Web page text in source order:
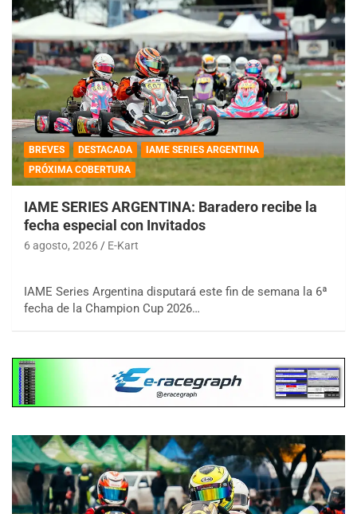
BREVES DESTACADA
IAME SERIES ARGENTINA
PRÓXIMA COBERTURA
IAME SERIES ARGENTINA: Baradero recibe la
fecha especial con Invitados
6 agosto, 2026 E-Kart
IAME Series Argentina disputará este fin de semana la 6ª
fecha de la Champion Cup 2026…